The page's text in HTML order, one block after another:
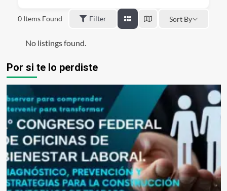
0 Items Found Filter Sort By
No listings found.
Por si te lo perdiste